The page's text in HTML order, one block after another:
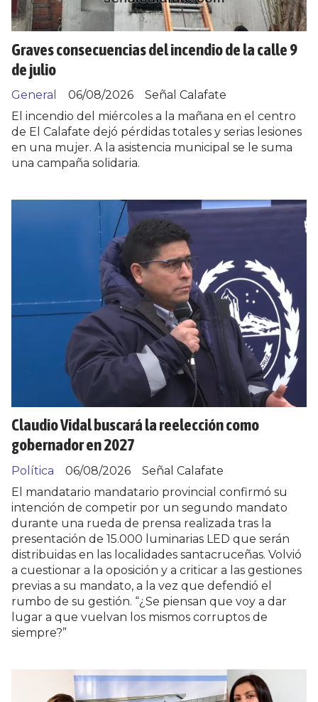
Graves consecuencias del incendio de la calle 9
de julio
Señal Calafate
General
06/08/2026
El incendio del miércoles a la mañana en el centro
de El Calafate dejó pérdidas totales y serias lesiones
en una mujer. A la asistencia municipal se le suma
una campaña solidaria.
Claudio Vidal buscará la reelección como
gobernador en 2027
Señal Calafate
Política
06/08/2026
El mandatario mandatario provincial confirmó su
intención de competir por un segundo mandato
durante una rueda de prensa realizada tras la
presentación de 15.000 luminarias LED que serán
distribuidas en las localidades santacruceñas. Volvió
a cuestionar a la oposición y a criticar a las gestiones
previas a su mandato, a la vez que defendió el
rumbo de su gestión. “¿Se piensan que voy a dar
lugar a que vuelvan los mismos corruptos de
siempre?”